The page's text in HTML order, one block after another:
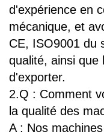
d'expérience en
mécanique, et
CE, ISO9001 du
qualité, ainsi que
d'exporter.
2.Q : Comment
la qualité des
A : Nos